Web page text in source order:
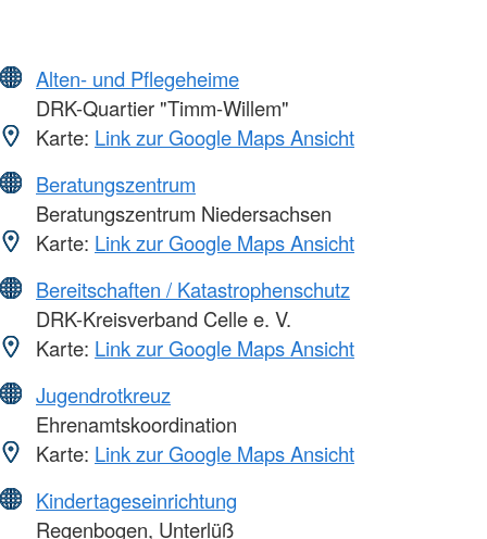
Alten- und Pflegeheime
DRK-Quartier "Timm-Willem"
Karte: Link zur Google Maps Ansicht
Beratungszentrum
Beratungszentrum Niedersachsen
Karte: Link zur Google Maps Ansicht
Bereitschaften / Katastrophenschutz
DRK-Kreisverband Celle e. V.
Karte: Link zur Google Maps Ansicht
Jugendrotkreuz
Ehrenamtskoordination
Karte: Link zur Google Maps Ansicht
Kindertageseinrichtung
Regenbogen, Unterlüß